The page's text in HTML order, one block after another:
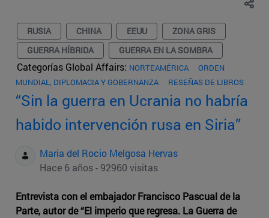
RUSIA CHINA EEUU
ZONA GRIS
GUERRA HÍBRIDA
GUERRA EN LA SOMBRA
Categorías Global Affairs: NORTEAMÉRICA
ORDEN
MUNDIAL, DIPLOMACIA Y GOBERNANZA
RESEÑAS DE LIBROS
“Sin la guerra en Ucrania no habría
habido intervención rusa en Siria”
Maria del Rocio Melgosa Hervas
Hace 6 años - 92960 visitas
Entrevista con el embajador Francisco Pascual de la
Parte, autor de “El imperio que regresa. La Guerra de